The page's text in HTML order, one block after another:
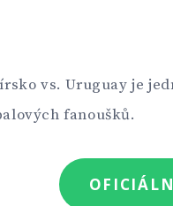
vs. Uruguay je
fanoušků.